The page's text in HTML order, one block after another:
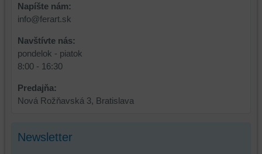
Napíšte nám:
info@ferart.sk
Navštívte nás:
pondelok - piatok
8:00 - 16:30
Predajňa:
Nová Rožňavská 3, Bratislava
Newsletter
a
zabezpečenia.
niektoré
z
preferencií
bez
toho,
aby
ste
účet